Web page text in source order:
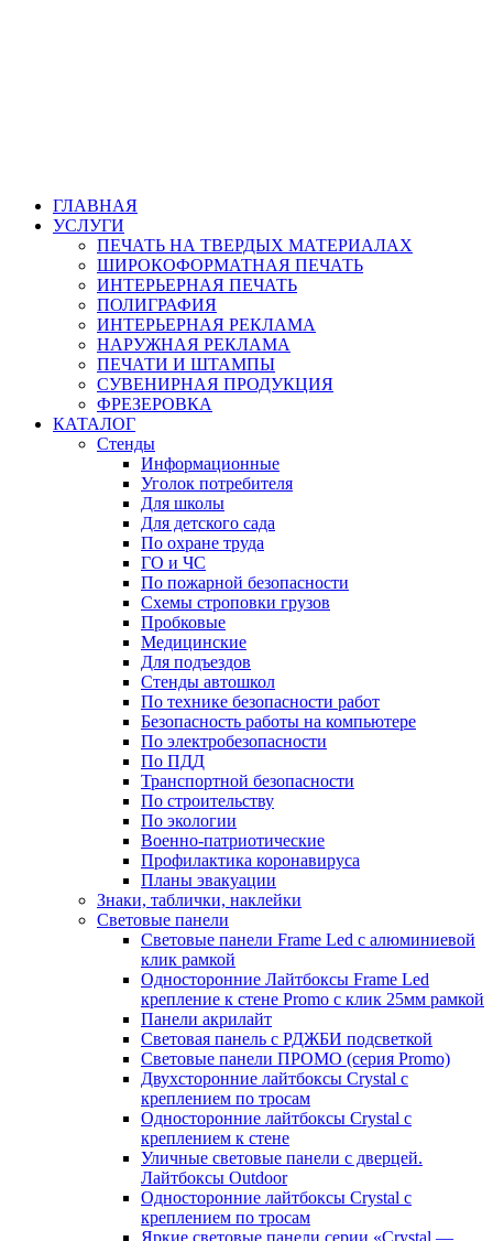
ГЛАВНАЯ
УСЛУГИ
ПЕЧАТЬ НА ТВЕРДЫХ МАТЕРИАЛАХ
ШИРОКОФОРМАТНАЯ ПЕЧАТЬ
ИНТЕРЬЕРНАЯ ПЕЧАТЬ
ПОЛИГРАФИЯ
ИНТЕРЬЕРНАЯ РЕКЛАМА
НАРУЖНАЯ РЕКЛАМА
ПЕЧАТИ И ШТАМПЫ
СУВЕНИРНАЯ ПРОДУКЦИЯ
ФРЕЗЕРОВКА
КАТАЛОГ
Стенды
Информационные
Уголок потребителя
Для школы
Для детского сада
По охране труда
ГО и ЧС
По пожарной безопасности
Схемы строповки грузов
Пробковые
Медицинские
Для подъездов
Стенды автошкол
По технике безопасности работ
Безопасность работы на компьютере
По электробезопасности
По ПДД
Транспортной безопасности
По строительству
По экологии
Военно-патриотические
Профилактика коронавируса
Планы эвакуации
Знаки, таблички, наклейки
Световые панели
Световые панели Frame Led с алюминиевой
клик рамкой
Односторонние Лайтбоксы Frame Led
крепление к стене Promo с клик 25мм рамкой
Панели акрилайт
Световая панель с РДЖБИ подсветкой
Световые панели ПРОМО (серия Promo)
Двухсторонние лайтбоксы Crystal с
креплением по тросам
Односторонние лайтбоксы Crystal с
креплением к стене
Уличные световые панели с дверцей.
Лайтбоксы Outdoor
Односторонние лайтбоксы Crystal с
креплением по тросам
Яркие световые панели серии «Crystal —